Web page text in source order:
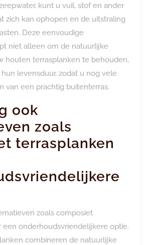
kunt u vuil, stof en ander
zich kan ophopen en de uitstraling
Deze eenvoudige
niet alleen om de natuurlijke
houten terrasplanken te behouden,
levensduur, zodat u nog vele
van een prachtig buitenterras.
ook
zoals
terrasplanken
zoals composiet
een onderhoudsvriendelijkere optie.
combineren de natuurlijke